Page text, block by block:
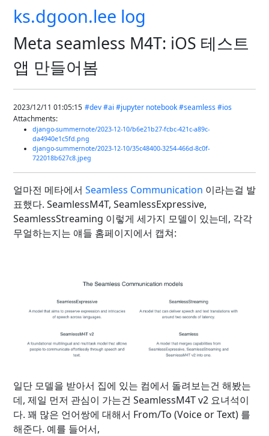
ks.dgoon.lee log
Meta seamless M4T: iOS 테스트
앱 만들어봄
2023/12/11 01:05:15 #dev#ai #jupyter notebook#seamless#ios
Attachments:
django-summernote/2023-12-10/b6e21b27-fcbc-421c-a89c-
da4940e1c5fd.png
django-summernote/2023-12-10/35c48400-3254-466d-8c0f-
722018b627c8.jpeg
얼마전 메타에서 Seamless Communication 이라는걸 발
표했다. SeamlessM4T, SeamlessExpressive,
SeamlessStreaming 이렇게 세가지 모델이 있는데, 각각
무얼하는지는 얘들 홈페이지에서 캡쳐:
일단 모델을 받아서 집에 있는 컴에서 돌려보는건 해봤는
데, 제일 먼저 관심이 가는건 SeamlessM4T v2 요녀석이
다. 꽤 많은 언어쌍에 대해서 From/To (Voice or Text) 를
해준다. 예를 들어서,